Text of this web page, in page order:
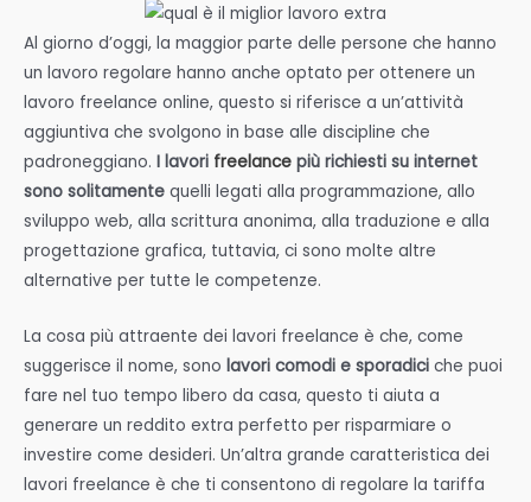
Al giorno d’oggi, la maggior parte delle persone che hanno
un lavoro regolare hanno anche optato per ottenere un
lavoro freelance online, questo si riferisce a un’attività
aggiuntiva che svolgono in base alle discipline che
padroneggiano. I lavori freelance più richiesti su internet
sono solitamente quelli legati alla programmazione, allo
sviluppo web, alla scrittura anonima, alla traduzione e alla
progettazione grafica, tuttavia, ci sono molte altre
alternative per tutte le competenze.
La cosa più attraente dei lavori freelance è che, come
suggerisce il nome, sono lavori comodi e sporadici che puoi
fare nel tuo tempo libero da casa, questo ti aiuta a
generare un reddito extra perfetto per risparmiare o
investire come desideri. Un’altra grande caratteristica dei
lavori freelance è che ti consentono di regolare la tariffa